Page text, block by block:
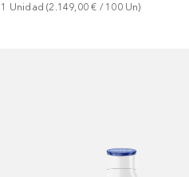
1 Unidad (2.149,00 € / 100 Un)